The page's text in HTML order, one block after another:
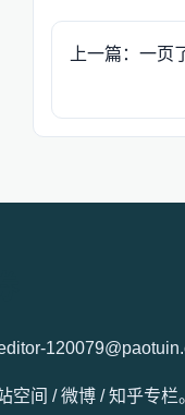
上一篇：一
空间 / 微博 / 知乎专